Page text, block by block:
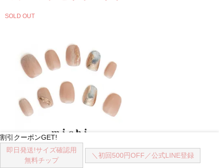
SOLD OUT
即日発送
割引クーポンGET!
即日発送!サイズ確認用
無料チップ
＼初回500円OFF／公式LINE登録